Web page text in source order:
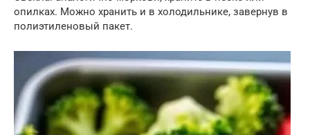
опилках. Можно хранить и в холодильнике, завернув в
полиэтиленовый пакет.